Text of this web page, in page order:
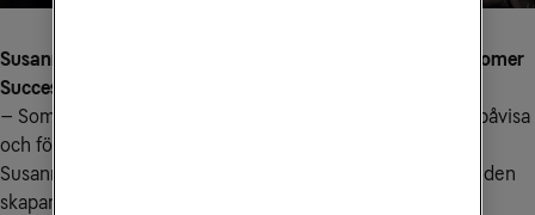
Susanne och Julia, kan ni berätta om era roller som Customer
Success Managers?
– Som Customer Success Managers har vi ansvar för att påvisa
och följa upp värdet av kundens Cisco-lösning, förklarar
Susanne Widlund. Det innebär att vi tillsammans med kunden
skapar en Customer Success Plan, där kundens önskade